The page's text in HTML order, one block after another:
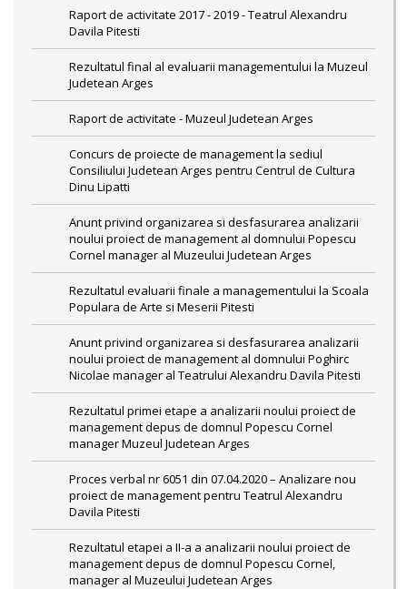
Raport de activitate 2017 - 2019 - Teatrul Alexandru
Davila Pitesti
Rezultatul final al evaluarii managementului la Muzeul
Judetean Arges
Raport de activitate - Muzeul Judetean Arges
Concurs de proiecte de management la sediul
Consiliului Judetean Arges pentru Centrul de Cultura
Dinu Lipatti
Anunt privind organizarea si desfasurarea analizarii
noului proiect de management al domnului Popescu
Cornel manager al Muzeului Judetean Arges
Rezultatul evaluarii finale a managementului la Scoala
Populara de Arte si Meserii Pitesti
Anunt privind organizarea si desfasurarea analizarii
noului proiect de management al domnului Poghirc
Nicolae manager al Teatrului Alexandru Davila Pitesti
Rezultatul primei etape a analizarii noului proiect de
management depus de domnul Popescu Cornel
manager Muzeul Judetean Arges
Proces verbal nr 6051 din 07.04.2020 – Analizare nou
proiect de management pentru Teatrul Alexandru
Davila Pitesti
Rezultatul etapei a II-a a analizarii noului proiect de
management depus de domnul Popescu Cornel,
manager al Muzeului Judetean Arges